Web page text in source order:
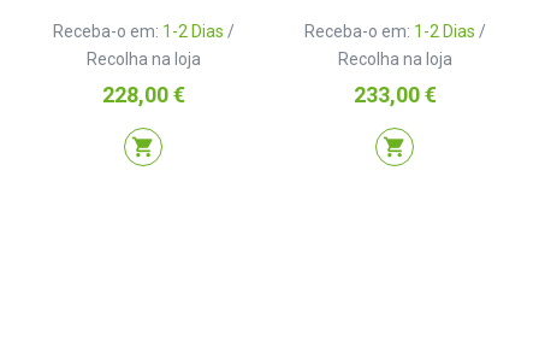
Receba-o em: 1-2 Dias /
Recolha na loja
Preço
228,00 €
shopping_cart
Receba-o em: 1-2 Dias /
Recolha na loja
Preço
233,00 €
shopping_cart